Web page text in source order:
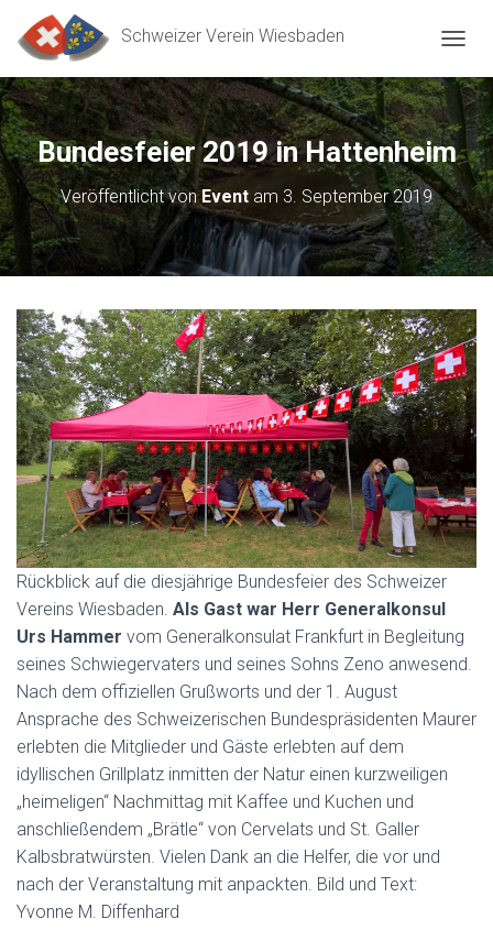
Schweizer Verein Wiesbaden
A
G
A
T
I
O
N
U
S
C
H
A
L
T
E
N
Bundesfeier 2019 in Hattenheim
Veröffentlicht vonEvent am 3. September 2019
Rückblick auf die diesjährige Bundesfeier des Schweizer
Vereins Wiesbaden. Als Gast war Herr Generalkonsul
Urs Hammer vom Generalkonsulat Frankfurt in Begleitung
seines Schwiegervaters und seines Sohns Zeno anwesend.
Nach dem offiziellen Grußworts und der 1. August
Ansprache des Schweizerischen Bundespräsidenten Maurer
erlebten die Mitglieder und Gäste erlebten auf dem
idyllischen Grillplatz inmitten der Natur einen kurzweiligen
„heimeligen“ Nachmittag mit Kaffee und Kuchen und
anschließendem „Brätle“ von Cervelats und St. Galler
Kalbsbratwürsten. Vielen Dank an die Helfer, die vor und
nach der Veranstaltung mit anpackten. Bild und Text:
Yvonne M. Diffenhard